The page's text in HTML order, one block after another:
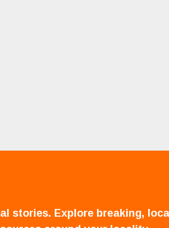
stories. Explore breaking,